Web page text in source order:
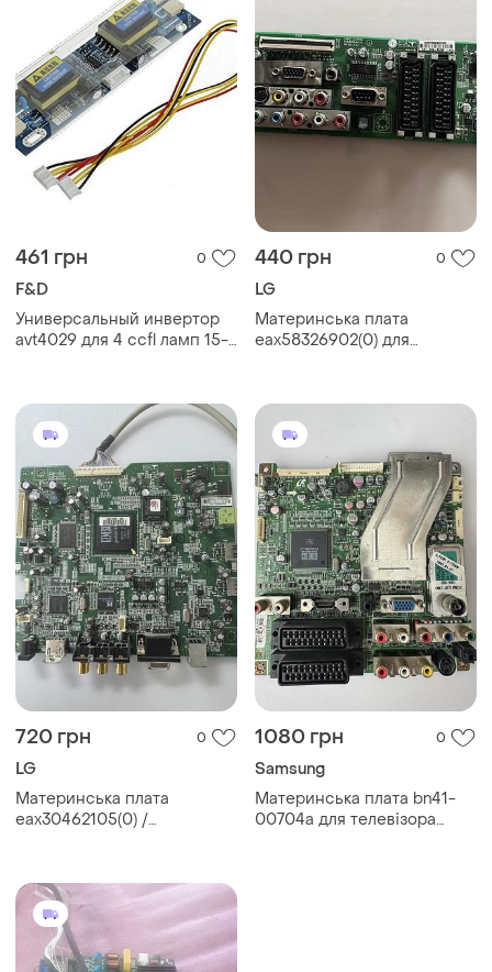
461 грн 0
F&D
Универсальный инвертор
avt4029 для 4 ccfl ламп 15-
dm-11
440 грн 0
LG
Материнська плата
eax58326902(0) для
720 грн 0
LG
Материнська плата
eax30462105(0) /
оригінал)
1080 грн 0
Samsung
Материнська плата bn41-
00704a для телевізора